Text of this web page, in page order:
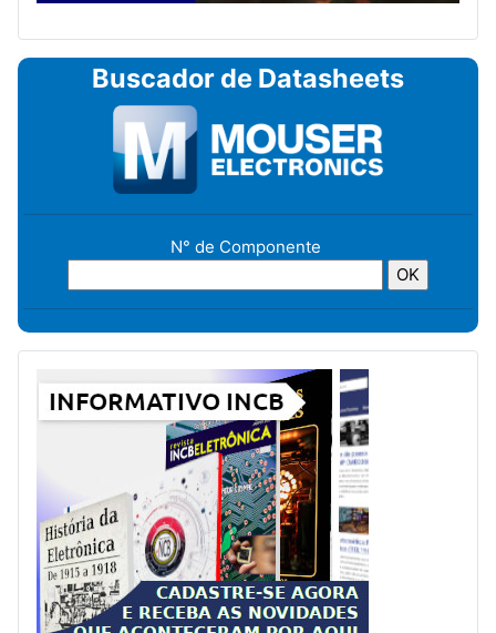
Buscador de Datasheets
N° de Componente